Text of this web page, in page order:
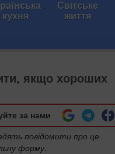
кухня
Світське
життя
якщо хороших
за нами
повідомити про це
форму.